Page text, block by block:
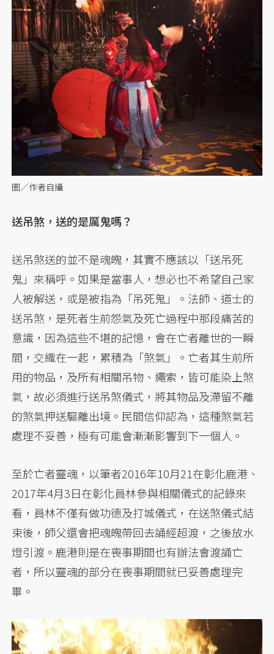
圖／作者自攝
送吊煞，送的是厲鬼嗎？
送吊煞送的並不是魂魄，其實不應該以「送吊死
鬼」來稱呼。如果是當事人，想必也不希望自己家
人被解送，或是被指為「吊死鬼」。法師、道士的
送吊煞，是死者生前怨氣及死亡過程中那段痛苦的
意識，因為這些不堪的記憶，會在亡者離世的一瞬
間，交織在一起，累積為「煞氣」。亡者其生前所
用的物品，及所有相關吊物、繩索，皆可能染上煞
氣，故必須進行送吊煞儀式，將其物品及滯留不離
的煞氣押送驅離出境。民間信仰認為，這種煞氣若
處理不妥善，極有可能會漸漸影響到下一個人。
至於亡者靈魂，以筆者2016年10月21在彰化鹿港、
2017年4月3日在彰化員林參與相關儀式的記錄來
看，員林不僅有做功德及打城儀式，在送煞儀式結
束後，師父還會把魂魄帶回去誦經超渡，之後放水
燈引渡。鹿港則是在喪事期間也有辦法會渡誦亡
者，所以靈魂的部分在喪事期間就已妥善處理完
畢。